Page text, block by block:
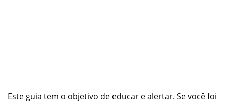
Este guia tem o objetivo de educar e alertar. Se você foi